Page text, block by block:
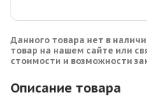
Данного товара нет в
товар на нашем сайте или
стоимости и возможности
Описание товара